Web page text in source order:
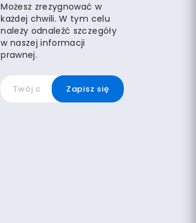
Możesz zrezygnować w
każdej chwili. W tym celu
należy odnaleźć szczegóły
w naszej informacji
prawnej.